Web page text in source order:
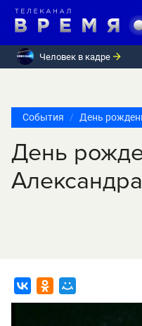
Человек в кадре
События День
День